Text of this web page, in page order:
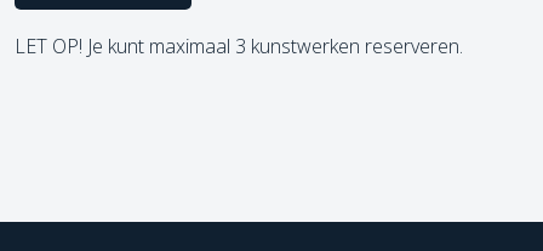
LET OP! Je kunt maximaal 3 kunstwerken reserveren.